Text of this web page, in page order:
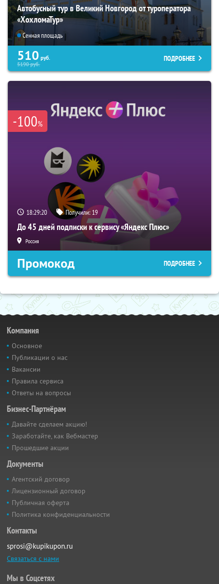
Автобусный тур в Великий Новгород от туроператора
«ХохломаТур»
Сенная площадь
510 руб.
5190руб.
ПОДРОБНЕЕ
-100%
18:29:19 Получили: 19
До 45 дней подписки к сервису «Яндекс Плюс»
Россия
Промокод ПОДРОБНЕЕ
Компания
Основное
Публикации о нас
Вакансии
Правила сервиса
Ответы на вопросы
Бизнес-Партнёрам
Давайте сделаем акцию!
Заработайте, как Вебмастер
Прошедшие акции
Документы
Агентский договор
Лицензионный договор
Публичная оферта
Политика конфиденциальности
Контакты
sprosi@kupikupon.ru
Связаться с нами
Мы в Соцсетях